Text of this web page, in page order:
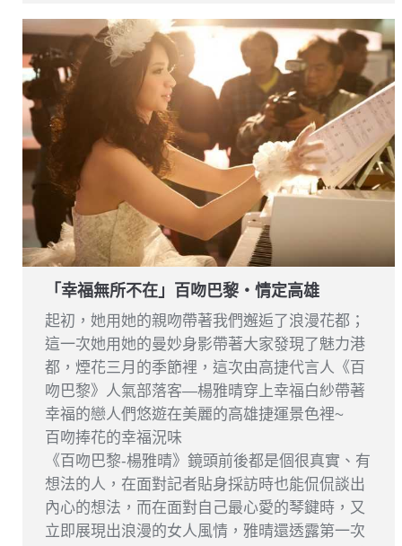
「幸福無所不在」百吻巴黎‧情定高雄
起初，她用她的親吻帶著我們邂逅了浪漫花都；
這一次她用她的曼妙身影帶著大家發現了魅力港
都，煙花三月的季節裡，這次由高捷代言人《百
吻巴黎》人氣部落客—楊雅晴穿上幸福白紗帶著
幸福的戀人們悠遊在美麗的高雄捷運景色裡~
百吻捧花的幸福況味
《百吻巴黎-楊雅晴》鏡頭前後都是個很真實、有
想法的人，在面對記者貼身採訪時也能侃侃談出
內心的想法，而在面對自己最心愛的琴鍵時，又
立即展現出浪漫的女人風情，雅晴還透露第一次